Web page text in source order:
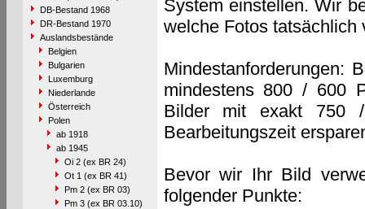
DB-Bestand 1968
DR-Bestand 1970
Auslandsbestände
Belgien
Bulgarien
Luxemburg
Niederlande
Österreich
Polen
ab 1918
ab 1945
Oi 2 (ex BR 24)
Ot 1 (ex BR 41)
Pm 2 (ex BR 03)
Pm 3 (ex BR 03.10)
System einstellen. Wir
welche Fotos tatsächlich
Mindestanforderungen:
mindestens 800 / 600
Bilder mit exakt 750
Bearbeitungszeit
Bevor wir Ihr Bild
folgender Punkte: